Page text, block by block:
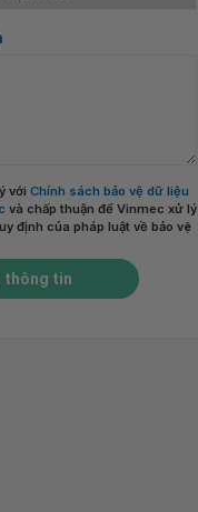
với Chính sách bảo vệ dữ liệu
và chấp thuận để Vinmec xử lý
định của pháp luật về bảo vệ
thông tin